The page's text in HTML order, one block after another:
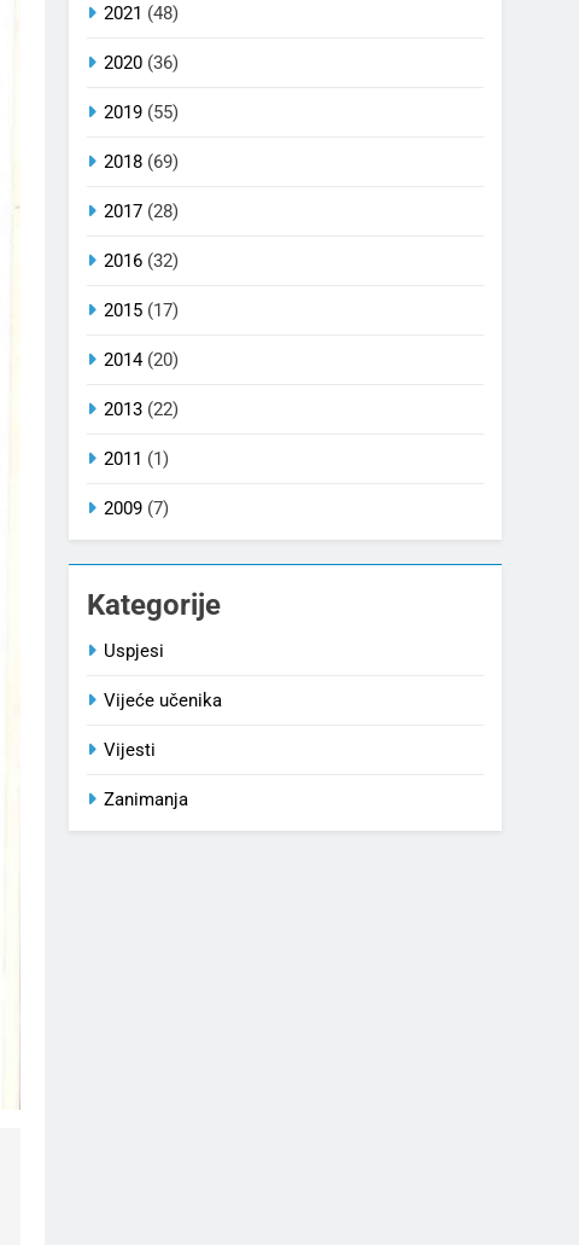
2021 (48)
2020 (36)
2019 (55)
2018 (69)
2017 (28)
2016 (32)
2015 (17)
2014(20)
2013 (22)
2011 (1)
2009 (7)
Kategorije
Uspjesi
Vijeće učenika
Vijesti
Zanimanja